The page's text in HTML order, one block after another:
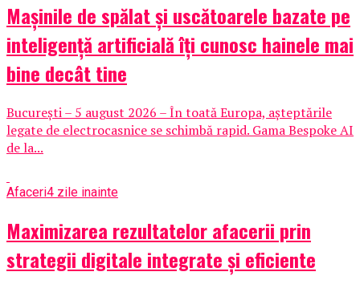
Mașinile de spălat și uscătoarele bazate pe
inteligență artificială îți cunosc hainele mai
bine decât tine
București – 5 august 2026 – În toată Europa, așteptările
legate de electrocasnice se schimbă rapid. Gama Bespoke AI
de la...
Afaceri4 zile inainte
Maximizarea rezultatelor afacerii prin
strategii digitale integrate și eficiente